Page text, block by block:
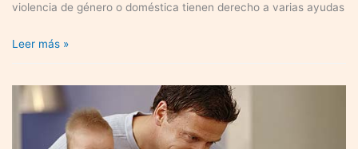
violencia de género o doméstica tienen derecho a varias ayudas
Cobrar
paro
Leer más »